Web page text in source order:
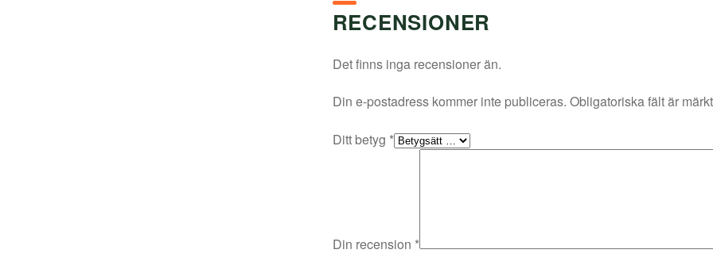
RECENSIONER
Det finns inga recensioner än.
Din e-postadress kommer inte publiceras. Obligatoriska fält är
Ditt betyg *
Din recension *